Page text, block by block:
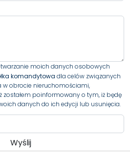
moich danych osobowych
komandytowa dla celów związanych
w obrocie nieruchomościami,
zostałem poinformowany o tym, iż będę
danych do ich edycji lub usunięcia.